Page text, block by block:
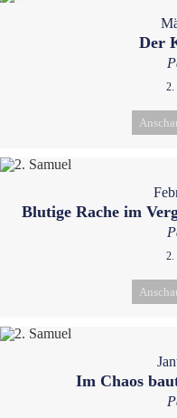
Der
2.
Blutige Rache im
2.
Im Chaos